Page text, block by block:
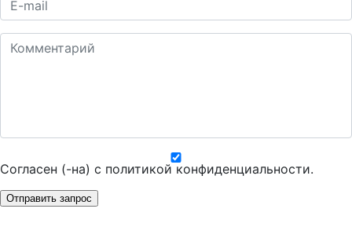
Согласен (-на) с политикой конфиденциальности.
Отправить запрос